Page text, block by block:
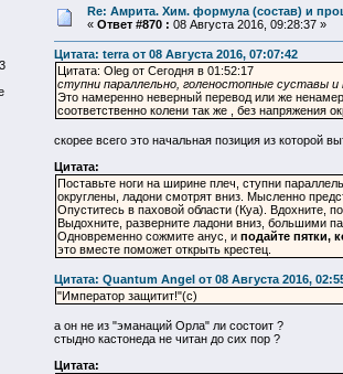
Re: Амрита. Хим. формула (состав) и
« Ответ #870 : 08 Августа 2016, 09:28:37 »
Цитата: terra от 08 Августа 2016, 07:07:42
Цитата: Oleg от Сегодня в 01:52:17
ступни параллельно, голеностопные суставы
Это намеренно неверный перевод или же
соответственно колени так же , без напряжения
скорее всего это начальная позиция из которой
Цитата:
Поставьте ноги на ширине плеч, ступни
округлены, ладони смотрят вниз. Мысленно
Опуститесь в паховой области (Куа). Вдохните,
Выдохните, разверните ладони вниз, большими
Одновременно сожмите анус, и подайте пятки,
это вместе поможет открыть крестец.
Цитата: Quantum Angel от 08 Августа 2016,
"Император защитит!"(с)
а он не из "эманаций Орла" ли состоит ?
стыдно кастонеда не читан до сих пор ?
Цитата: